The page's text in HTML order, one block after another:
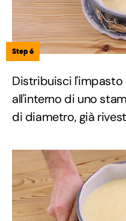
Step 6
Distribuisci
all'interno di uno
di diametro, già